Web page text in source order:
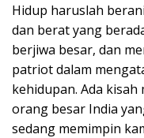
Hidup haruslah
dan berat yang
berjiwa besar, dan
patriot dalam
kehidupan. Ada
orang besar India
sedang memimpin